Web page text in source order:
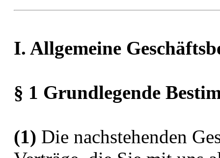
I. Allgemeine
§ 1 Grundlegende
(1) Die nachstehenden